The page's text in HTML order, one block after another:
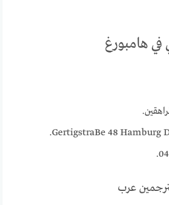
هامبورغ
عرب